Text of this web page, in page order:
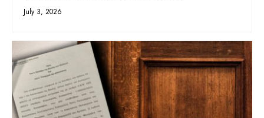
July 3, 2026